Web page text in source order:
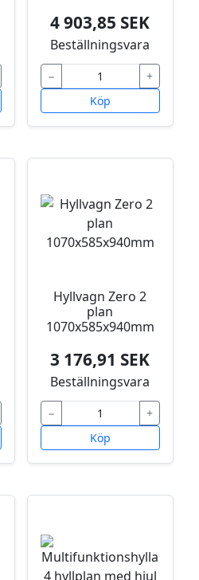
4 903,85 SEK
Beställningsvara
−
+
Köp
Hyllvagn Zero 2
plan
1070x585x940mm
3 176,91 SEK
Beställningsvara
−
+
Köp